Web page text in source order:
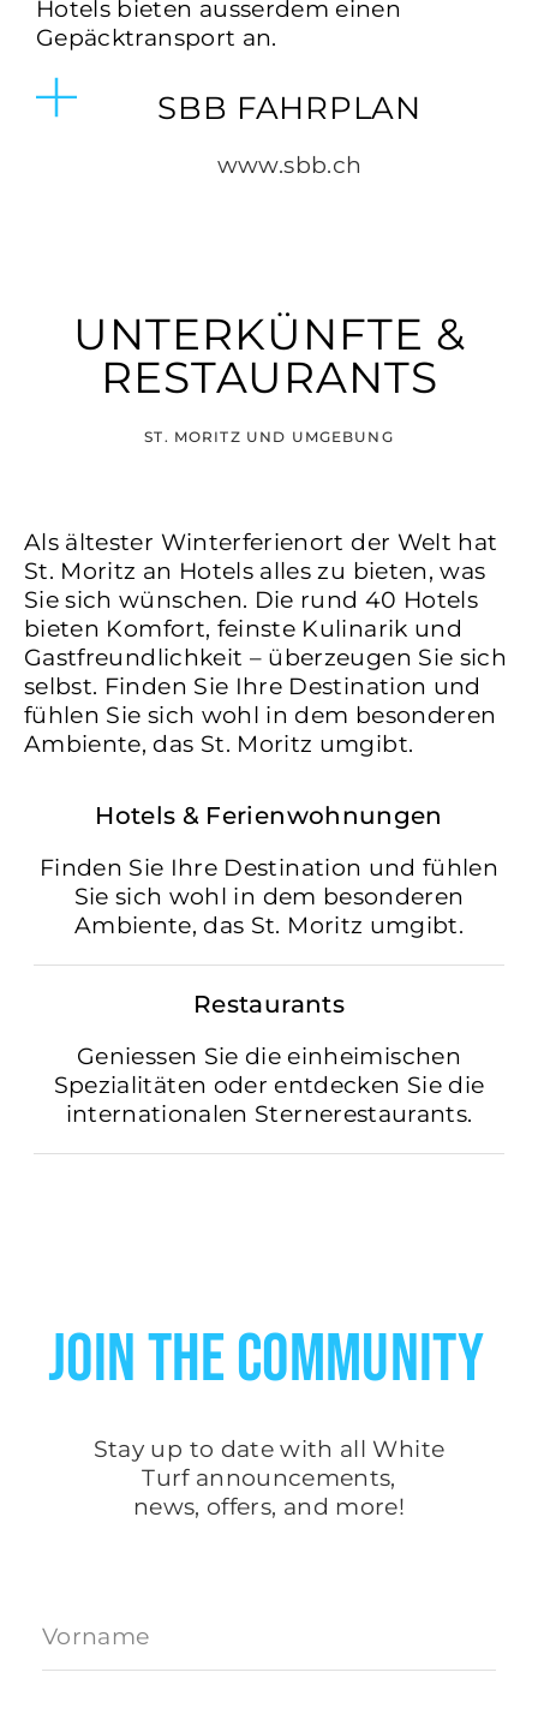
Hotels bieten ausserdem einen
Gepäcktransport an.
SBB FAHRPLAN
www.sbb.ch
UNTERKÜNFTE &
RESTAURANTS
ST. MORITZ UND UMGEBUNG
Als ältester Winterferienort der Welt hat
St. Moritz an Hotels alles zu bieten, was
Sie sich wünschen. Die rund 40 Hotels
bieten Komfort, feinste Kulinarik und
Gastfreundlichkeit – überzeugen Sie sich
selbst. Finden Sie Ihre Destination und
fühlen Sie sich wohl in dem besonderen
Ambiente, das St. Moritz umgibt.
Hotels & Ferienwohnungen
Finden Sie Ihre Destination und fühlen
Sie sich wohl in dem besonderen
Ambiente, das St. Moritz umgibt.
Restaurants
Geniessen Sie die einheimischen
Spezialitäten oder entdecken Sie die
internationalen Sternerestaurants.
JOIN THE COMMUNITY
Stay up to date with all White
Turf announcements,
news, offers, and more!